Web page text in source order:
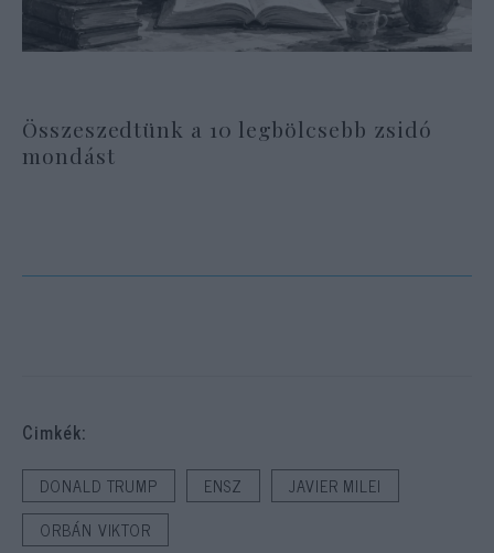
Összeszedtünk a 10 legbölcsebb zsidó
mondást
Cimkék:
DONALD TRUMP ENSZ
JAVIER MILEI
ORBÁN VIKTOR